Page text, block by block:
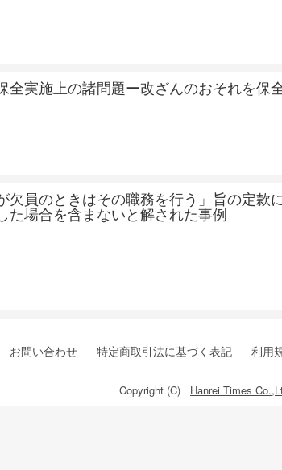
全実施上の諸問題ー改ざんのおそれを保
員のときはその職務を行う」旨の定款
た場合を含まないと解された事例
お問い合わせ 特定商取引法に基づく表記 利用
Copyright (C) Hanrei Times